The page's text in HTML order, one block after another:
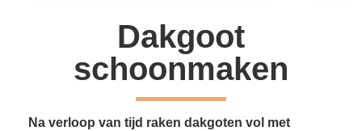
Dakgoot
schoonmaken
Na verloop van tijd raken dakgoten vol met